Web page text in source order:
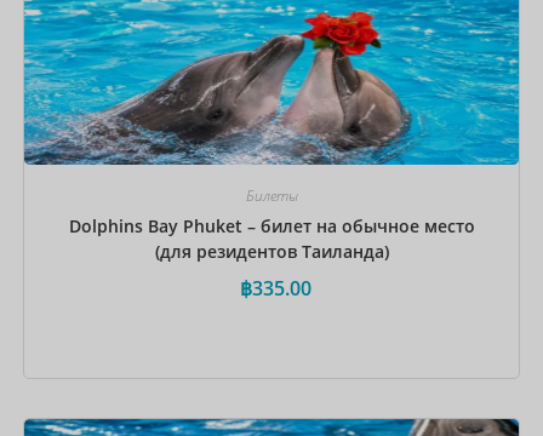
Билеты
Dolphins Bay Phuket – билет на обычное место
(для резидентов Таиланда)
฿335.00
Забронировать сейчас